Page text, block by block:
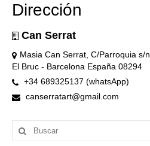
Dirección
Can Serrat
Masia Can Serrat, C/Parroquia s/n
El Bruc - Barcelona España 08294
+34 689325137 (whatsApp)
canserratart@gmail.com
Buscar
por: